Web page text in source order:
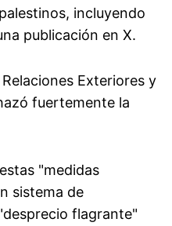
incluyendo
publicación en X.
Exteriores y
fuertemente la
"medidas
sistema de
flagrante"